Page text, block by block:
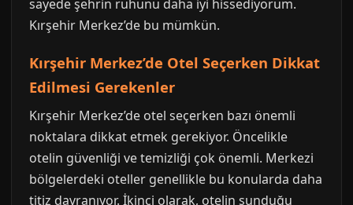
sayede şehrin ruhunu daha iyi hissediyorum.
Kırşehir Merkez’de bu mümkün.
Kırşehir Merkez’de Otel Seçerken Dikkat
Edilmesi Gerekenler
Kırşehir Merkez’de otel seçerken bazı önemli
noktalara dikkat etmek gerekiyor. Öncelikle
otelin güvenliği ve temizliği çok önemli. Merkezi
bölgelerdeki oteller genellikle bu konularda daha
titiz davranıyor. İkinci olarak, otelin sunduğu